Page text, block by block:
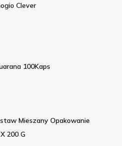
Clever
100Kaps
Mieszany Opakowanie
200 G